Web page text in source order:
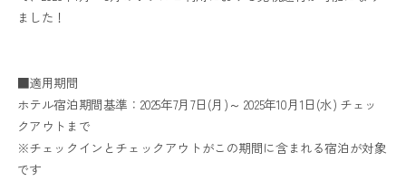
ました！
■適用期間
ホテル宿泊期間基準：2025年7月7日(月)～ 2025年10月1日(水) チェッ
クアウトまで
※チェックインとチェックアウトがこの期間に含まれる宿泊が対象
です